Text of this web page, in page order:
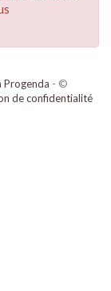
Progenda - ©
de confidentialité